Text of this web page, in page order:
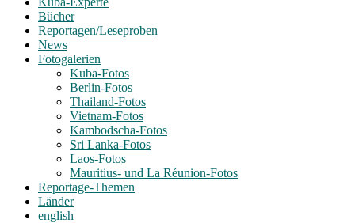
Bücher
Reportagen/Leseproben
News
Fotogalerien
Kuba-Fotos
Berlin-Fotos
Thailand-Fotos
Vietnam-Fotos
Kambodscha-Fotos
Sri Lanka-Fotos
Laos-Fotos
Mauritius- und La Réunion-Fotos
Reportage-Themen
Länder
english